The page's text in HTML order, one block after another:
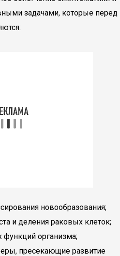
задачами, которые перед
новообразования;
и деления раковых клеток;
организма;
пресекающие развитие